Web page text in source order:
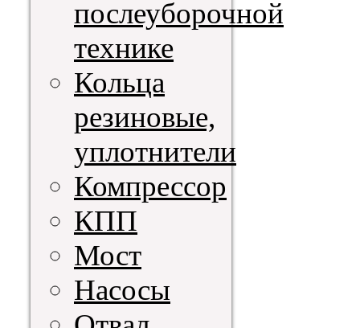
послеуборочной
технике
Кольца
резиновые,
уплотнители
Компрессор
КПП
Мост
Насосы